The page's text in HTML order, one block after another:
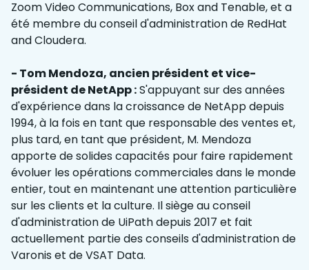
Zoom Video Communications, Box and Tenable, et a
été membre du conseil d'administration de RedHat
and Cloudera.
- Tom Mendoza, ancien président et vice-
président de NetApp :S'appuyant sur des années
d'expérience dans la croissance de NetApp depuis
1994, à la fois en tant que responsable des ventes et,
plus tard, en tant que président, M. Mendoza
apporte de solides capacités pour faire rapidement
évoluer les opérations commerciales dans le monde
entier, tout en maintenant une attention particulière
sur les clients et la culture. Il siège au conseil
d'administration de UiPath depuis 2017 et fait
actuellement partie des conseils d'administration de
Varonis et de VSAT Data.